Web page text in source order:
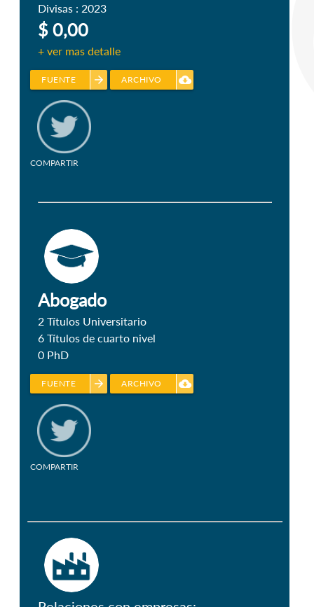
Divisas : 2023
$ 0,00
+ ver mas detalle
arrow_forward
FUENTE cloud_download
ARCHIVO
COMPARTIR
Abogado
2 Títulos Universitario
6 Títulos de cuarto nivel
0 PhD
arrow_forward
FUENTE cloud_download
ARCHIVO
COMPARTIR